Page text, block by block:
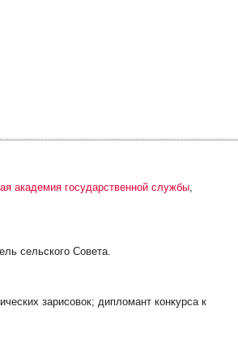
академия государственной службы
сельского Совета.
зарисовок; дипломант конкурса к